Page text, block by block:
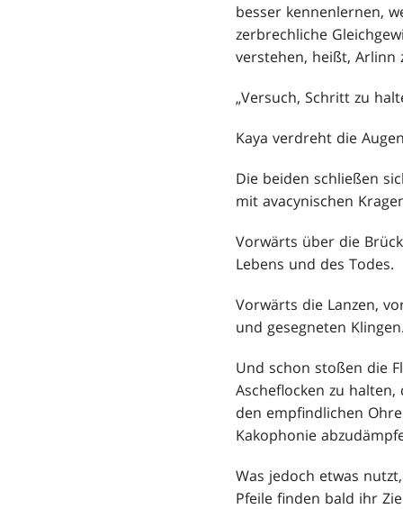
besser kennenlernen,
zerbrechliche
verstehen, heißt, Arlinn
„Versuch, Schritt zu
Kaya verdreht die
Die beiden schließen
mit avacynischen
Vorwärts über die
Lebens und des Todes.
Vorwärts die Lanzen,
und gesegneten
Und schon stoßen die
Ascheflocken zu
den empfindlichen
Kakophonie
Was jedoch etwas
Pfeile finden bald ihr